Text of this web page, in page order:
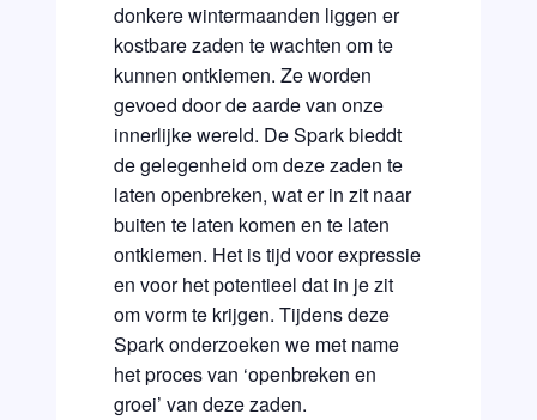
donkere wintermaanden liggen er
kostbare zaden te wachten om te
kunnen ontkiemen. Ze worden
gevoed door de aarde van onze
innerlijke wereld. De Spark bieddt
de gelegenheid om deze zaden te
laten openbreken, wat er in zit naar
buiten te laten komen en te laten
ontkiemen. Het is tijd voor expressie
en voor het potentieel dat in je zit
om vorm te krijgen. Tijdens deze
Spark onderzoeken we met name
het proces van ‘openbreken en
groei’ van deze zaden.